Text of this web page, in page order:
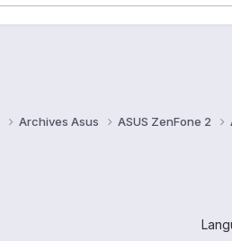
Archives Asus ASUS ZenFone 2